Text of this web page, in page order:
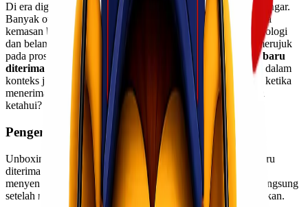
Di era digital saat ini, istilah unboxing semakin sering kita dengar.
Banyak orang yang penasaran tentang pengalaman membuka
kemasan barang baru, terutama di kalangan penggemar teknologi
dan belanja online.
Istilah unboxing
dalam jasa ekspedisi merujuk
pada proses
membuka paket atau kiriman barang yang baru
diterima . Namun, apa sebenarnya arti dari istilah unboxing dalam
konteks jasa ekspedisi? Apakah hanya sekadar momen seru ketika
menerima paket atau ada makna lebih dalam yang perlu kita
ketahui? Mari kita pelajari lebih lanjut!
Pengertian Unboxing dan Jasa Ekspedisi
Unboxing adalah proses membuka kemasan barang yang baru
diterima. Momen ini sering dianggap sebagai pengalaman
menyenangkan bagi banyak orang. Melihat produk secara langsung
setelah menunggu pengiriman bisa jadi sangat menggembirakan.